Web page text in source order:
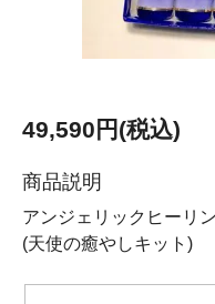
49,590円(税込)
商品説明
アンジェリックヒーリ
(天使の癒や